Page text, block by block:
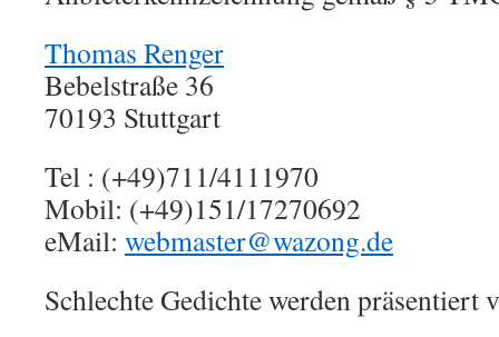
Thomas Renger
Bebelstraße 36
70193 Stuttgart
Tel : (+49)711/4111970
Mobil: (+49)151/17270692
eMail: webmaster@wazong.de
Schlechte Gedichte werden präsentiert